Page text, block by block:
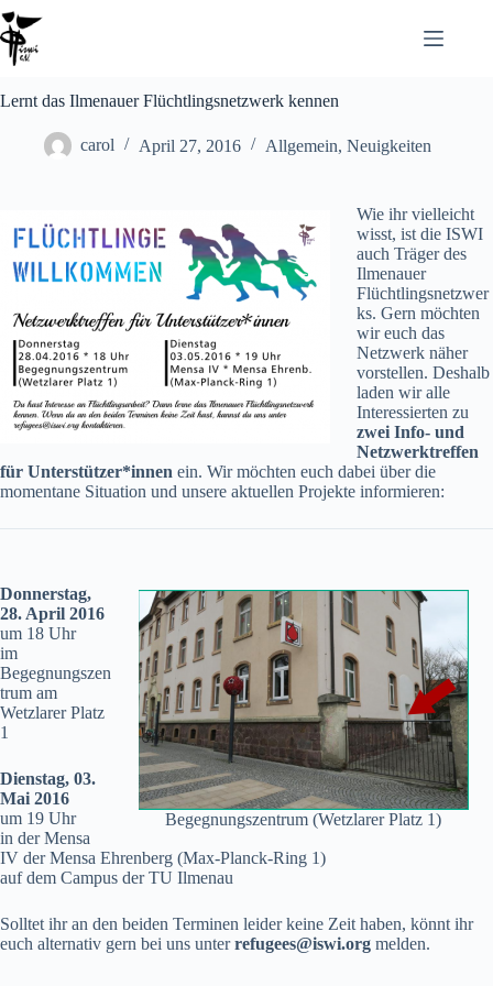
Lernt das Ilmenauer Flüchtlingsnetzwerk kennen
carol April 27, 2016 Allgemein, Neuigkeiten
Wie ihr vielleicht
wisst, ist die ISWI
auch Träger des
Ilmenauer
Flüchtlingsnetzwer
ks. Gern möchten
wir euch das
Netzwerk näher
vorstellen. Deshalb
laden wir alle
Interessierten zu
zwei Info- und
Netzwerktreffen
für Unterstützer*innen ein. Wir möchten euch dabei über die
momentane Situation und unsere aktuellen Projekte informieren:
Begegnungszentrum (Wetzlarer Platz 1)
Donnerstag,
28. April 2016
um 18 Uhr
im
Begegnungszen
trum am
Wetzlarer Platz
1
Dienstag, 03.
Mai 2016
um 19 Uhr
in der Mensa
IV der Mensa Ehrenberg (Max-Planck-Ring 1)
auf dem Campus der TU Ilmenau
Solltet ihr an den beiden Terminen leider keine Zeit haben, könnt ihr
euch alternativ gern bei uns unterrefugees@iswi.org melden.